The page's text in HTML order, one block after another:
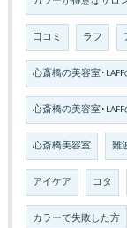
口コミ ラフ
心斎橋の美容室･
心斎橋の美容室･
心斎橋美容室 難
アイケア コタ
カラーで失敗した方